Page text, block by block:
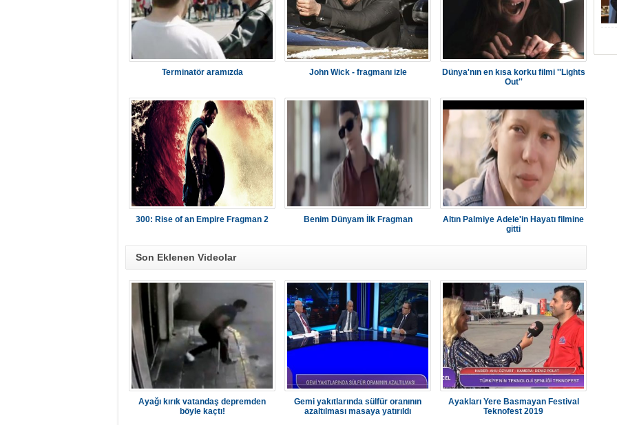
Terminatör aramızda John Wick - fragmanı izle
Dünya'nın en kısa korku filmi ''Lights
Out''
300: Rise of an Empire Fragman 2 Benim Dünyam İlk Fragman
Altın Palmiye Adele'in Hayatı filmine
gitti
Son Eklenen Videolar
Ayağı kırık vatandaş depremden
böyle kaçtı!
Gemi yakıtlarında sülfür oranının
azaltılması masaya yatırıldı
Ayakları Yere Basmayan Festival
Teknofest 2019